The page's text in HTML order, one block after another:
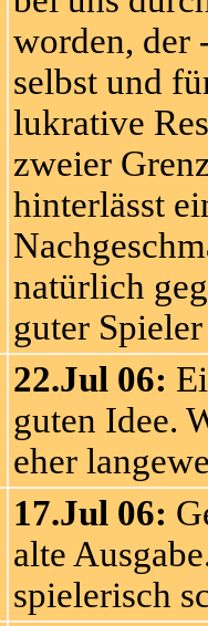
worden, der
selbst und
lukrative
zweier
hinterlässt
natürlich
guter
22.Jul 06:
guten Idee.
eher
17.Jul 06:
alte
spielerisch